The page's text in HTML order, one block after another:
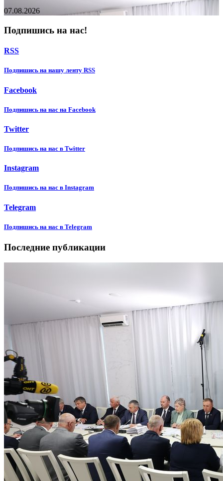
07.08.2026
Подпишись на нас!
RSS
Подпишиcь на нашу ленту RSS
Facebook
Подпишиcь на нас на Facebook
Twitter
Подпишиcь на нас в Twitter
Instagram
Подпишиcь на нас в Instagram
Telegram
Подпишиcь на нас в Telegram
Последние публикации